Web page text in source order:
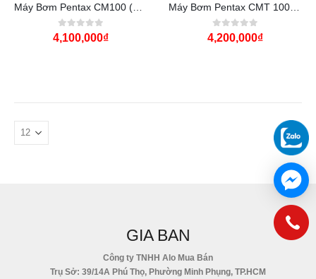
0 out of 5
4,100,000₫ 0out of 5
4,200,000₫
GIA BAN
Công ty TNHH Alo Mua Bán
Trụ Sở: 39/14A Phú Thọ, Phường Minh Phụng, TP.HCM